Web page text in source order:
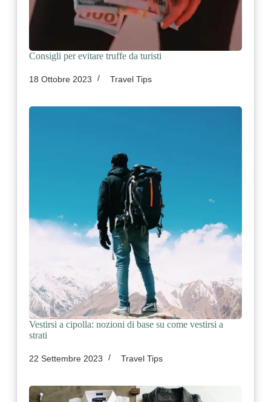
Consigli per evitare truffe da turisti
18 Ottobre 2023 Travel Tips
Vestirsi a cipolla: nozioni di base su come vestirsi a
strati
22 Settembre 2023 Travel Tips